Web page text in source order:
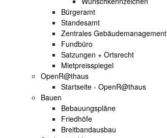
Bürgeramt
Standesamt
Zentrales Gebäudemanagement
Fundbüro
Satzungen + Ortsrecht
Mietpreisspiegel
OpenR@thaus
Startseite - OpenR@thaus
Bauen
Bebauungspläne
Friedhöfe
Breitbandausbau